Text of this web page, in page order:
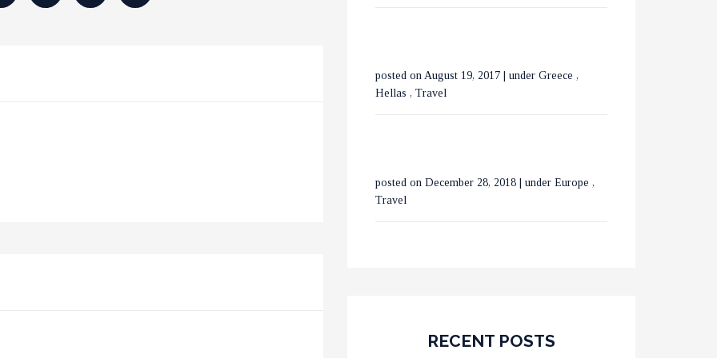
posted on August 19, 2017 under Greece ,
Hellas , Travel
posted on December 28, 2018 under Europe ,
Travel
RECENT POSTS